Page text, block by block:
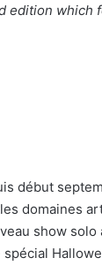
edition
début
domaines
show solo